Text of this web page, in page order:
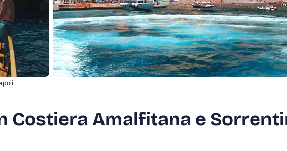
Costiera Amalfitana e